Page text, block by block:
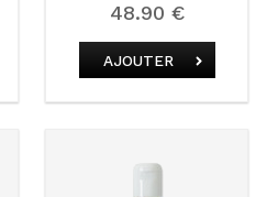
48.90 €
AJOUTER